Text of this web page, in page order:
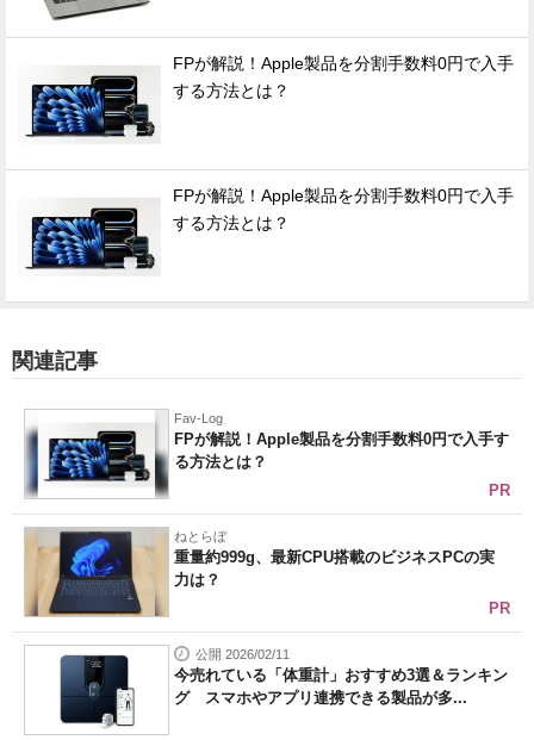
FPが解説！Apple製品を分割手数料0円で入手
する方法とは？
FPが解説！Apple製品を分割手数料0円で入手
する方法とは？
関連記事
Fav-Log
FPが解説！Apple製品を分割手数料0円で入手す
る方法とは？
PR
ねとらぼ
重量約999g、最新CPU搭載のビジネスPCの実
力は？
PR
公開 2026/02/11
今売れている「体重計」おすすめ3選＆ランキン
グ スマホやアプリ連携できる製品が多...